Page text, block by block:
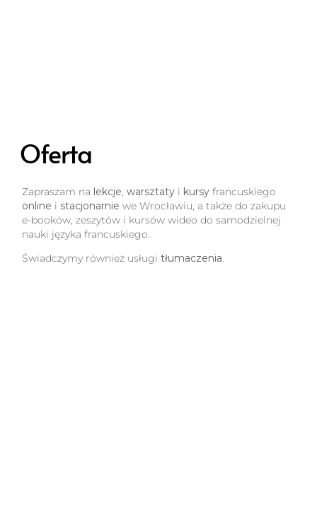
Oferta
Zapraszam na lekcje,warsztaty i kursy francuskiego
online i stacjonarnie we Wrocławiu, a także do zakupu
e-booków, zeszytów i kursów wideo do samodzielnej
nauki języka francuskiego.
Świadczymy również usługitłumaczenia.